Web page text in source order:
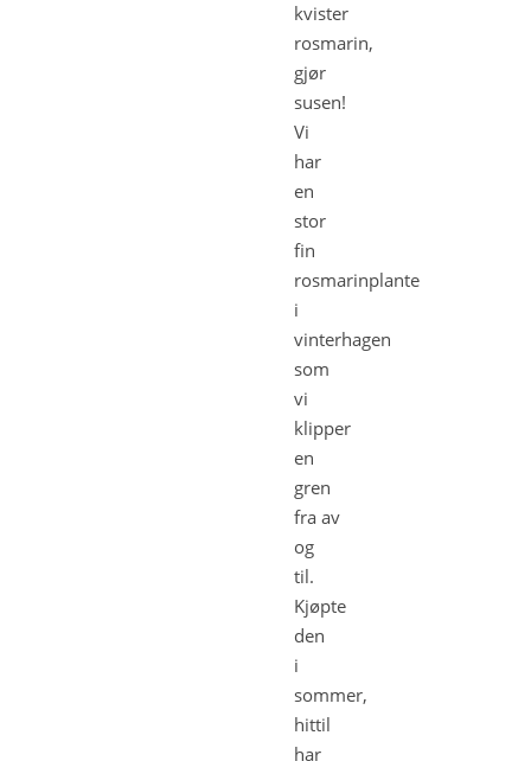
kvister
rosmarin,
gjør
susen!
Vi
har
en
stor
fin
rosmarinplante
i
vinterhagen
som
vi
klipper
en
gren
fra av
og
til.
Kjøpte
den
i
sommer,
hittil
har